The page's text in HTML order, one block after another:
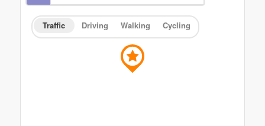
Traffic Driving Walking Cycling